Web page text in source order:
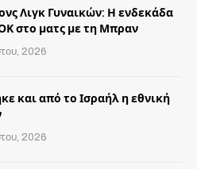
Λιγκ Γυναικών: Η ενδεκάδα
στο ματς με τη Μπραν
2026
και από το Ισραήλ η εθνική
2026